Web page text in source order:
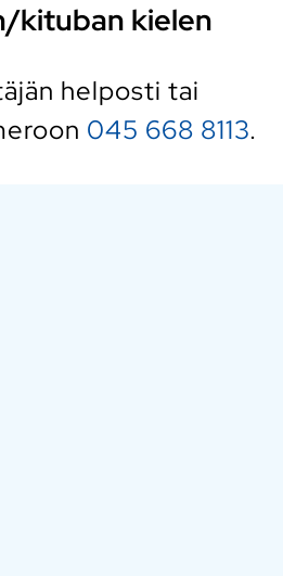
kituban kielen
helposti tai
045 668 8113.